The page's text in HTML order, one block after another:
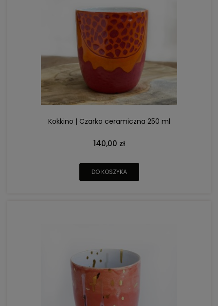
Kokkino | Czarka ceramiczna 250 ml
140,00 zł
DO KOSZYKA